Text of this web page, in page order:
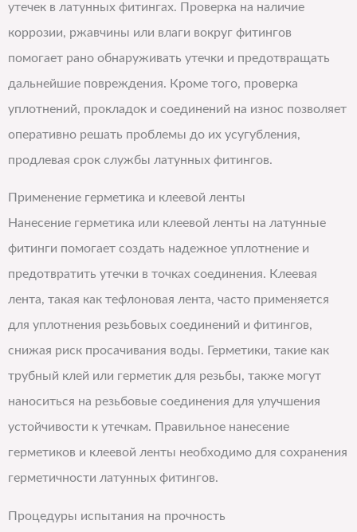
утечек в латунных фитингах. Проверка на наличие
коррозии, ржавчины или влаги вокруг фитингов
помогает рано обнаруживать утечки и предотвращать
дальнейшие повреждения. Кроме того, проверка
уплотнений, прокладок и соединений на износ позволяет
оперативно решать проблемы до их усугубления,
продлевая срок службы латунных фитингов.
Применение герметика и клеевой ленты
Нанесение герметика или клеевой ленты на латунные
фитинги помогает создать надежное уплотнение и
предотвратить утечки в точках соединения. Клеевая
лента, такая как тефлоновая лента, часто применяется
для уплотнения резьбовых соединений и фитингов,
снижая риск просачивания воды. Герметики, такие как
трубный клей или герметик для резьбы, также могут
наноситься на резьбовые соединения для улучшения
устойчивости к утечкам. Правильное нанесение
герметиков и клеевой ленты необходимо для сохранения
герметичности латунных фитингов.
Процедуры испытания на прочность